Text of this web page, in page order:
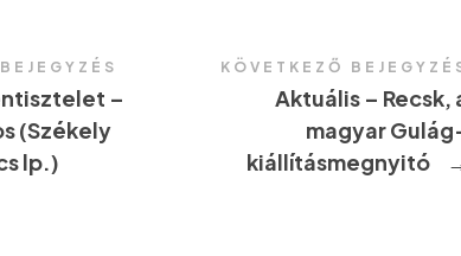
–
(Székely
lp.)
KÖVETKEZŐ
Aktuális – Recsk,
magyar
kiállításmegnyitó